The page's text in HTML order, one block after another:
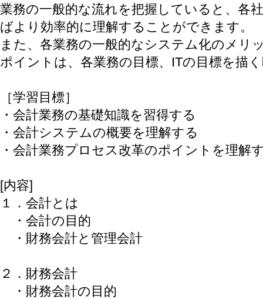
業務の一般的な流れを把握していると、各
ばより効率的に理解することができます。
また、各業務の一般的なシステム化のメリ
ポイントは、各業務の目標、ITの目標を描
［学習目標］
・会計業務の基礎知識を習得する
・会計システムの概要を理解する
・会計業務プロセス改革のポイントを理解
[内容]
１．会計とは
・会計の目的
・財務会計と管理会計
２．財務会計
・財務会計の目的